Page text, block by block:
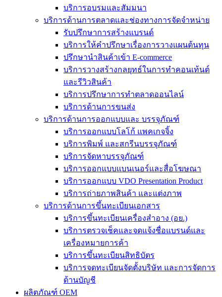
บริการอบรมและสัมมนา
บริการด้านการตลาดและช่องทางการจัดจำหน่าย
รับปรึกษาการสร้างแบรนด์
บริการให้คำปรึกษาเรื่องการวางแผนต้นทุน
ปรึกษานำสินค้าเข้า E-commerce
บริการวางสร้างกลยุทธ์ในการทำคอนเท้นต์
และรีวิวสินค้า
บริการปรึกษาการทำตลาดออนไลน์
บริการด้านการขนส่ง
บริการด้านการออกแบบและ บรรจุภัณฑ์
บริการออกแบบโลโก้ แพคเกจจิ้ง
บริการพิมพ์ และสกรีนบรรจุภัณฑ์
บริการจัดหาบรรจุภัณฑ์
บริการออกแบบแบนเนอร์และสื่อโฆษณา
บริการออกแบบ VDO Presentation Product
บริการถ่ายภาพสินค้า และแต่งภาพ
บริการด้านการขึ้นทะเบียนเอกสาร
บริการขึ้นทะเบียนเครื่องสำอาง (อย.)
บริการตรวจเช็คและจดแจ้งชื่อแบรนด์และ
เครื่องหมายการค้า
บริการขึ้นทะเบียนสิทธิบัตร
บริการจดทะเบียนจัดตั้งบริษัท และการจัดการ
ด้านบัญชี
ผลิตภัณฑ์ OEM